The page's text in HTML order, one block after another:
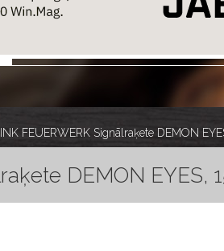
FEUERWERK Signālraķete DEMON
DEMON EYES,